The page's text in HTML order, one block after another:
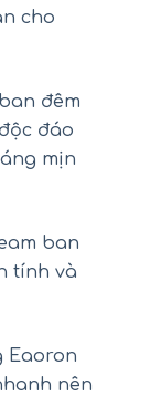
cho
đêm
đáo
mịn
ban
tính và
Eaoron
nên